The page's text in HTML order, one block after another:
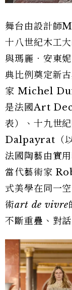
舞台由設計
十八世紀木工
與瑪麗．安東
典比例奠定新
家 Michel
是法國Art
表）、十九
Dalpayrat（以
法國陶藝由實
當代藝術家
式美學在同一
術art de vivre
不斷重疊、對